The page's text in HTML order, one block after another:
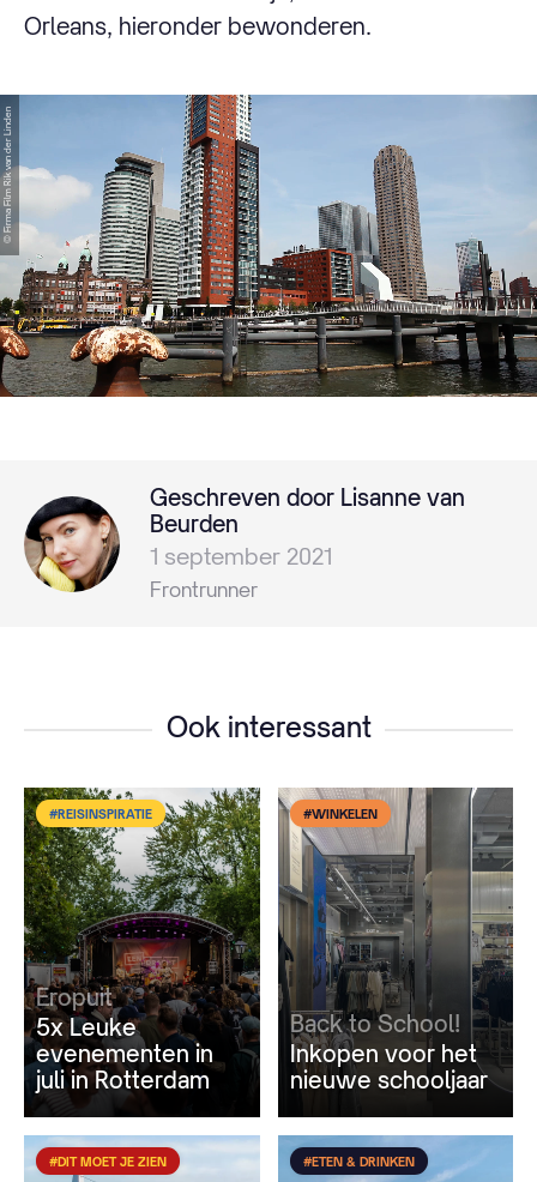
Orleans, hieronder bewonderen.
© Firma Film Rik van der Linden
Geschreven door Lisanne van
Beurden
1 september 2021
Frontrunner
Ook interessant
#REISINSPIRATIE
Eropuit
5x Leuke
evenementen in
juli in Rotterdam
#WINKELEN
Back to School!
Inkopen voor het
nieuwe schooljaar
#DIT MOET JE ZIEN #ETEN & DRINKEN